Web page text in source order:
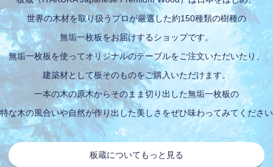
世界の木材を取り扱う プロが厳選した約150種類の樹種の
無垢一枚板をお届けするショップです。
無垢一枚板を使ってオリジナルのテーブルをご注文いただいたり、
建築材として板そのものをご購入いただけます。
一本の木の原木からそのまま切り出した無垢一枚板の
な木の風合いや自然が作り出した美しさをぜひ味わってみてくださ
板蔵についてもっと見る